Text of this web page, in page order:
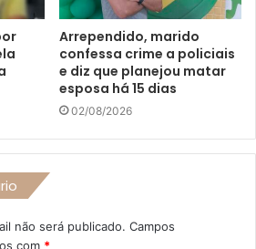
Arrependido, marido
confessa crime a policiais
e diz que planejou matar
esposa há 15 dias
02/08/2026
não será publicado. Campos
com *